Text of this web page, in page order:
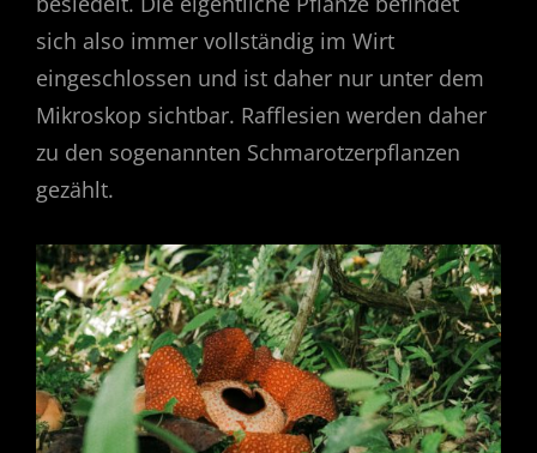
sich also immer vollständig im Wirt
eingeschlossen und ist daher nur unter dem
Mikroskop sichtbar. Rafflesien werden daher
zu den sogenannten Schmarotzerpflanzen
gezählt.